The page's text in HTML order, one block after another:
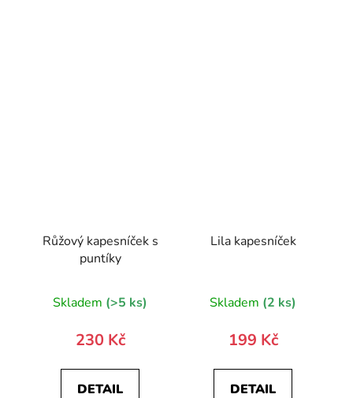
Růžový kapesníček s
puntíky
Skladem (>5 ks)
230 Kč
DETAIL
Lila kapesníček
Skladem (2 ks)
199 Kč
DETAIL